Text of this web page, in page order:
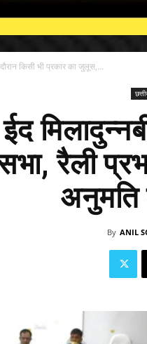
किसी भी प्रकार का जुलूस,...
रैली
अनुमति
By ANIL